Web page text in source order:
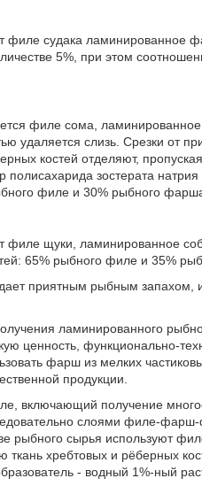
филе судака ламинированное
5%, при этом
филе сома,
удаляется слизь. Срезки от
костей отделяют,
зостерата
филе и 30% рыбного
филе щуки, ламинированное
65% рыбного филе и 35%
приятным рыбным запахом,
ламинированного
ценность, функционально-
фарш из мелких
продукции.
включающий получение
слоями филе-
рыбного сырья используют
хребтовых и рёберных
- водный 1%-ный